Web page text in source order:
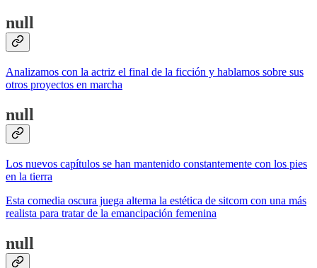
null
Analizamos con la actriz el final de la ficción y hablamos sobre sus
otros proyectos en marcha
null
Los nuevos capítulos se han mantenido constantemente con los pies
en la tierra
Esta comedia oscura juega alterna la estética de sitcom con una más
realista para tratar de la emancipación femenina
null